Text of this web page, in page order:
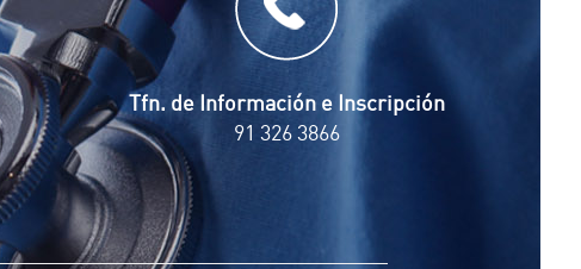
Tfn. de Información e Inscripción
91 326 3866